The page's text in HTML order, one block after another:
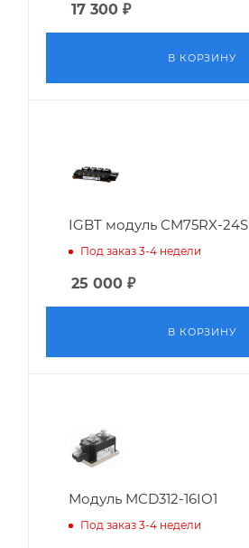
17 300 ₽
В КОРЗИНУ
IGBT модуль CM75RX-24S
Под заказ 3-4 недели
25 000 ₽
В КОРЗИНУ
Модуль MCD312-16IO1
Под заказ 3-4 недели